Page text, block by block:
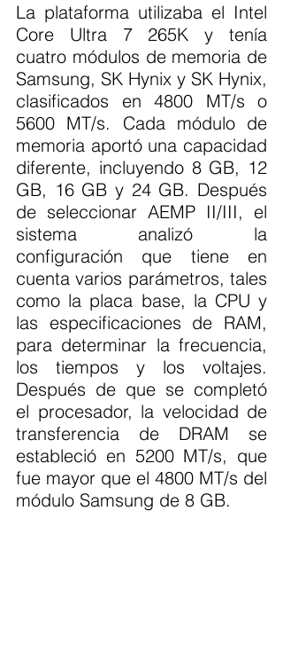
La plataforma utilizaba el Intel
Core Ultra 7 265K y tenía
cuatro módulos de memoria de
Samsung, SK Hynix y SK Hynix,
clasificados en 4800 MT/s o
5600 MT/s. Cada módulo de
memoria aportó una capacidad
diferente, incluyendo 8 GB, 12
GB, 16 GB y 24 GB. Después
de seleccionar AEMP II/III, el
sistema analizó la
configuración que tiene en
cuenta varios parámetros, tales
como la placa base, la CPU y
las especificaciones de RAM,
para determinar la frecuencia,
los tiempos y los voltajes.
Después de que se completó
el procesador, la velocidad de
transferencia de DRAM se
estableció en 5200 MT/s, que
fue mayor que el 4800 MT/s del
módulo Samsung de 8 GB.